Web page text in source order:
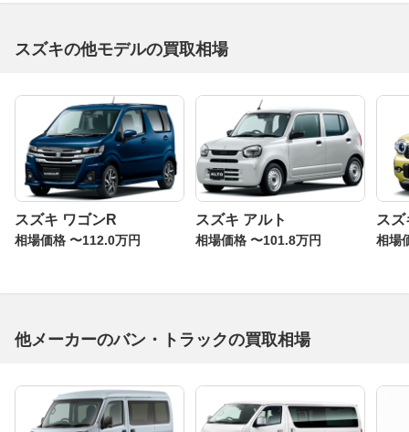
スズキの他モデルの買取相場
スズキ ワゴンR
相場価格 〜112.0万円
スズキ アルト
相場価格 〜101.8万円
ス
相場
他メーカーのバン・トラックの買取相場